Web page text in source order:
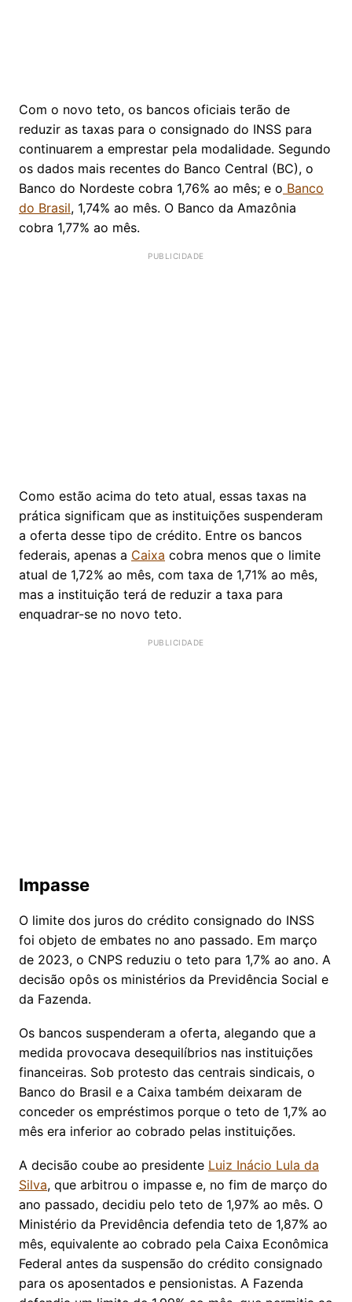
Com o novo teto, os bancos oficiais terão de
reduzir as taxas para o consignado do INSS para
continuarem a emprestar pela modalidade. Segundo
os dados mais recentes do Banco Central (BC), o
Banco do Nordeste cobra 1,76% ao mês; e o Banco
do Brasil, 1,74% ao mês. O Banco da Amazônia
cobra 1,77% ao mês.
Como estão acima do teto atual, essas taxas na
prática significam que as instituições suspenderam
a oferta desse tipo de crédito. Entre os bancos
federais, apenas a Caixa cobra menos que o limite
atual de 1,72% ao mês, com taxa de 1,71% ao mês,
mas a instituição terá de reduzir a taxa para
enquadrar-se no novo teto.
Impasse
O limite dos juros do crédito consignado do INSS
foi objeto de embates no ano passado. Em março
de 2023, o CNPS reduziu o teto para 1,7% ao ano. A
decisão opôs os ministérios da Previdência Social e
da Fazenda.
Os bancos suspenderam a oferta, alegando que a
medida provocava desequilíbrios nas instituições
financeiras. Sob protesto das centrais sindicais, o
Banco do Brasil e a Caixa também deixaram de
conceder os empréstimos porque o teto de 1,7% ao
mês era inferior ao cobrado pelas instituições.
A decisão coube ao presidente Luiz Inácio Lula da
Silva, que arbitrou o impasse e, no fim de março do
ano passado, decidiu pelo teto de 1,97% ao mês. O
Ministério da Previdência defendia teto de 1,87% ao
mês, equivalente ao cobrado pela Caixa Econômica
Federal antes da suspensão do crédito consignado
para os aposentados e pensionistas. A Fazenda